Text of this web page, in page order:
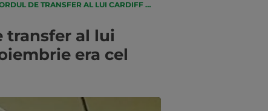
IN FRANTA! IN NOIEMBRIE ERA CEL MAI BUN MARCATOR ARGENTINIAN DIN EUROPA
transfer al lui
era cel